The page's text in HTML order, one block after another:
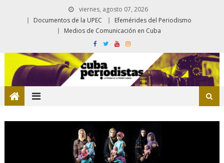
viernes, agosto 07, 2026
Documentos de la UPEC
Efemérides del Periodismo
Medios de Comunicación en Cuba